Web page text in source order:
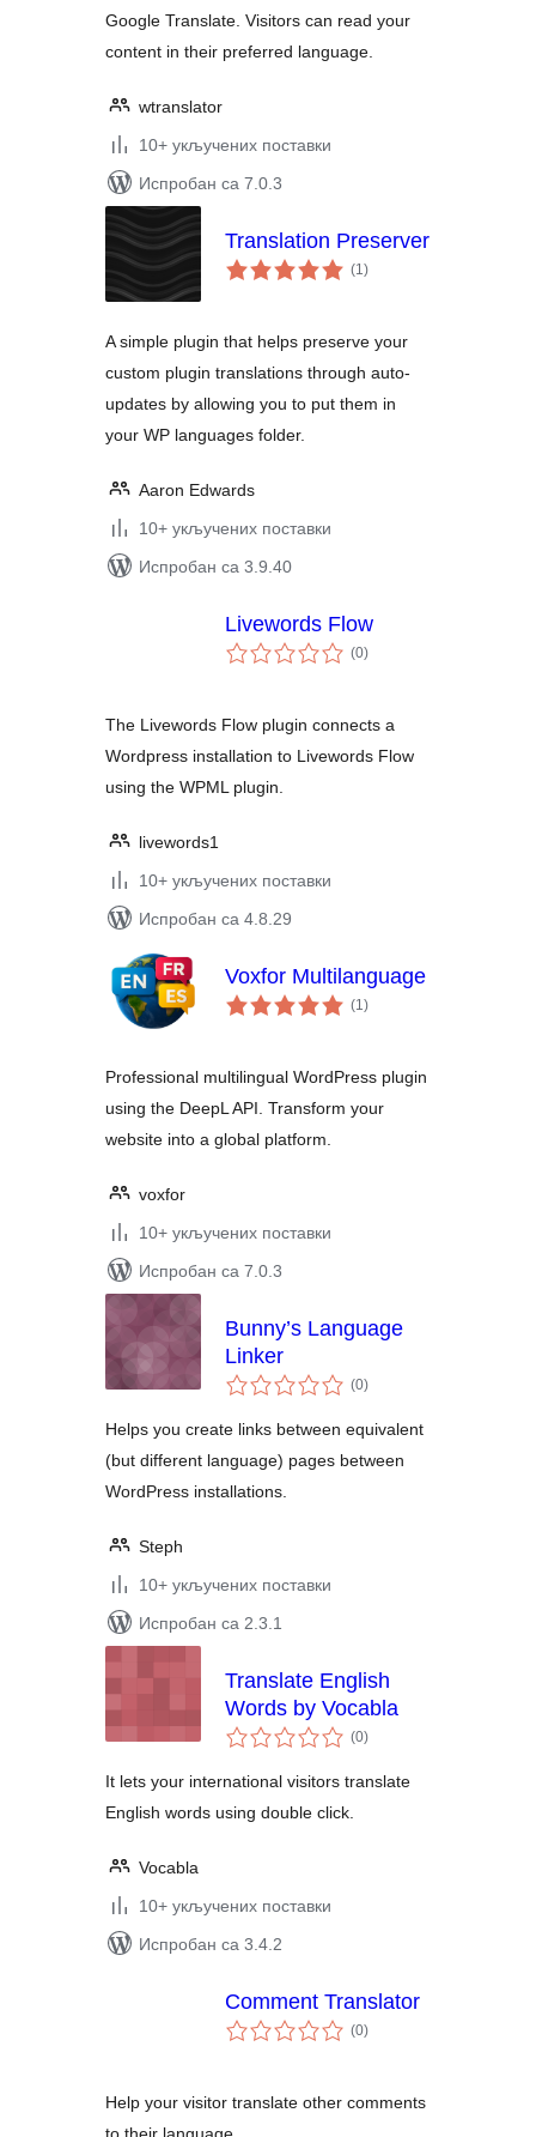
Google Translate. Visitors can read your
content in their preferred language.
wtranslator
10+ укључених поставки
Испробан са 7.0.3
Translation Preserver
(1укупних
оцена
)
A simple plugin that helps preserve your
custom plugin translations through auto-
updates by allowing you to put them in
your WP languages folder.
Aaron Edwards
10+ укључених поставки
Испробан са 3.9.40
Livewords Flow
(0укупних
оцена
)
The Livewords Flow plugin connects a
Wordpress installation to Livewords Flow
using the WPML plugin.
livewords1
10+ укључених поставки
Испробан са 4.8.29
Voxfor Multilanguage
(1укупних
оцена
)
Professional multilingual WordPress plugin
using the DeepL API. Transform your
website into a global platform.
voxfor
10+ укључених поставки
Испробан са 7.0.3
Bunny’s Language
Linker
(0укупних
оцена
)
Helps you create links between equivalent
(but different language) pages between
WordPress installations.
Steph
10+ укључених поставки
Испробан са 2.3.1
Translate English
Words by Vocabla
(0укупних
оцена
)
It lets your international visitors translate
English words using double click.
Vocabla
10+ укључених поставки
Испробан са 3.4.2
Comment Translator
(0укупних
оцена
)
Help your visitor translate other comments